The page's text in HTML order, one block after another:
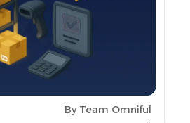
By Team Omniful